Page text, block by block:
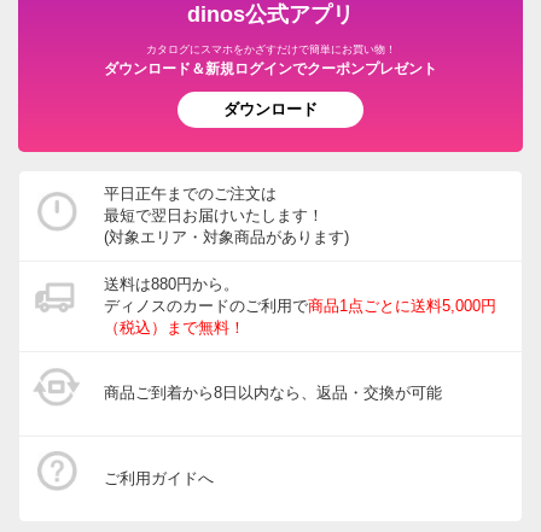
dinos公式アプリ
カタログにスマホをかざすだけで簡単にお買い物！
ダウンロード＆新規ログインでクーポンプレゼント
ダウンロード
平日正午までのご注文は
最短で翌日お届けいたします！
(対象エリア・対象商品があります)
送料は880円から。
ディノスのカードのご利用で商品1点ごとに送料5,000円
（税込）まで無料！
商品ご到着から8日以内なら、返品・交換が可能
ご利用ガイドへ